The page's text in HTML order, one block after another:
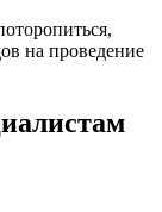
на проведение